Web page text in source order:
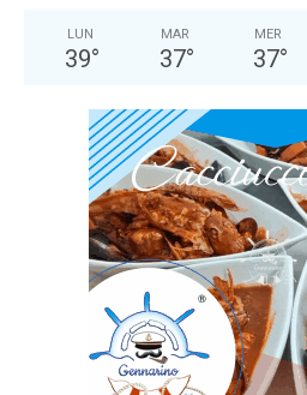
LUN
39°
MAR
37°
MER
37°